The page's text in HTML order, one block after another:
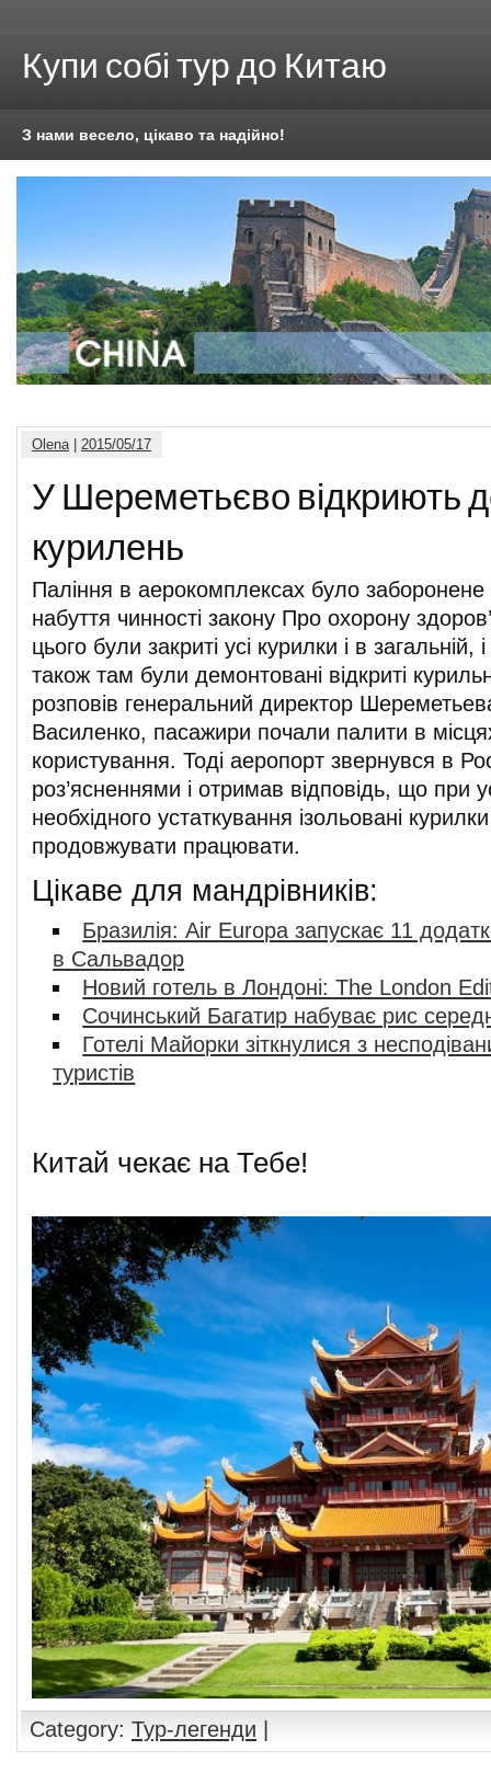
Купи собі тур до Китаю
З нами весело, цікаво та надійно!
Olena| 2015/05/17
У Шереметьєво відкриють
курилень
Паління в аерокомплексах було заборонене
набуття чинності закону Про охорону
цього були закриті усі курилки і в загальній,
також там були демонтовані відкриті
розповів генеральний директор
Василенко, пасажири почали палити в
користування. Тоді аеропорт звернувся в
роз’ясненнями і отримав відповідь, що при
необхідного устаткування ізольовані
продовжувати працювати.
Цікаве для мандрівників:
Бразилія: Air Europa запускає 11
в Сальвадор
Новий готель в Лондоні: The London
Сочинський Багатир набуває рис
Готелі Майорки зіткнулися з
туристів
Китай чекає на Тебе!
Category: Тур-легенди